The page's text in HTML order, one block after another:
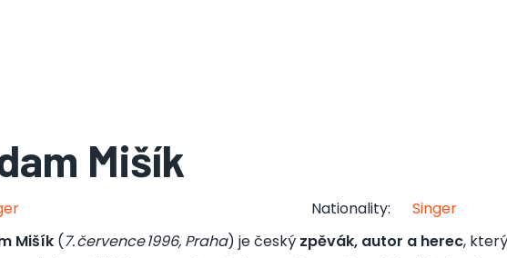
Mišík
Nationality:
Singer
Mišík(7. července 1996, Praha) je český zpěvák, autor a herec,